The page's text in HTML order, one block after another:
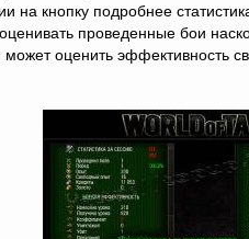
на кнопку подробнее
проведенные бои
может оценить эффективность